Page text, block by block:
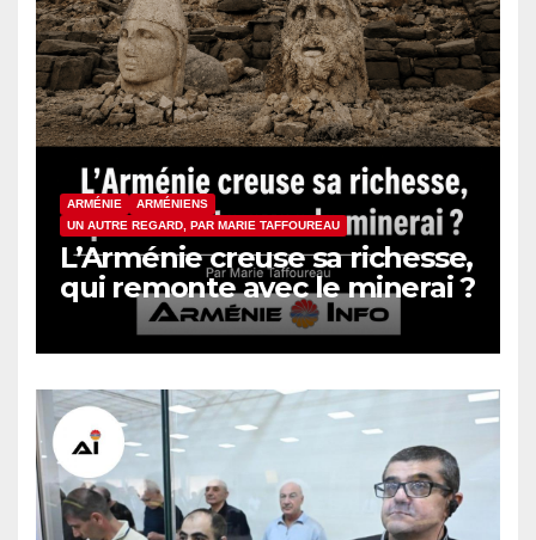
ARMÉNIE
ARMÉNIENS
UN AUTRE REGARD, PAR MARIE TAFFOUREAU
L’Arménie creuse sa richesse,
qui remonte avec le minerai ?